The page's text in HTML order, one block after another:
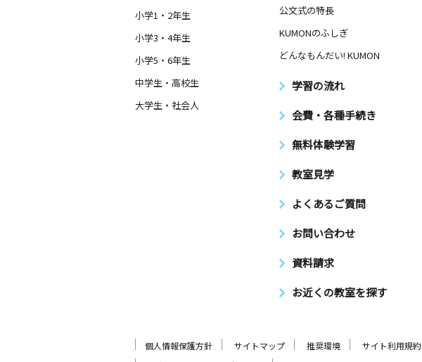
小学1・2年生
小学3・4年生
小学5・6年生
中学生・高校生
大学生・社会人
公文式の特長
KUMONのふしぎ
どんなもんだい! KUMON
学習の流れ
会費・各種手続き
無料体験学習
教室見学
よくあるご質問
お問い合わせ
資料請求
お近くの教室を探す
個人情報保護方針 サイトマップ 推奨環境 サイト利用規約